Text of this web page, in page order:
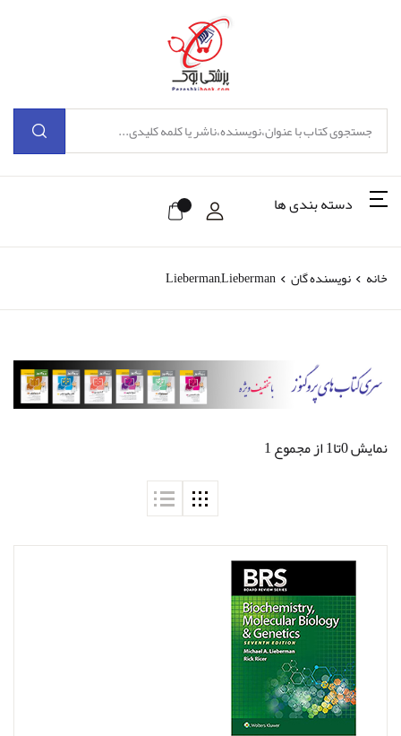
دسته بندی ها
خانه نویسنده گان
نمایش 0تا1 از مجموع 1